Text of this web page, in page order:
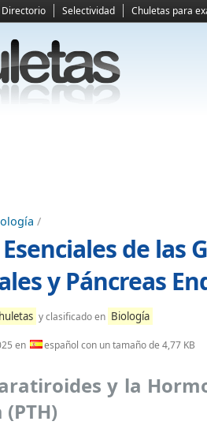
Directorio Selectividad Chuletas para
/
de las
y Páncreas
y clasificado en Biología
en español con un tamaño de 4,77 KB
y la